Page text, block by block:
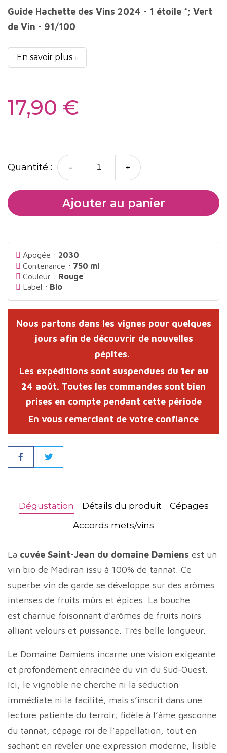
Guide Hachette des Vins 2024 - 1 étoile *; Vert
de Vin - 91/100
En savoir plus
17,90 €
Quantité : - +
Ajouter au panier
Apogée : 2030
Contenance : 750 ml
Couleur : Rouge
Label : Bio
Nous partons dans les vignes pour quelques
jours afin de découvrir de nouvelles
pépites.
Les expéditions sont suspendues du 1er au
24 août. Toutes les commandes sont bien
prises en compte pendant cette période
En vous remerciant de votre confiance
Partager
Dégustation
La cuvée Saint-Jean du domaine Damiens est un
vin bio de Madiran issu à 100% de tannat. Ce
superbe vin de garde se développe sur des arômes
intenses de fruits mûrs et épices. La bouche
est charnue foisonnant d'arômes de fruits noirs
alliant velours et puissance. Très belle longueur.
Le Domaine Damiens incarne une vision exigeante
et profondément enracinée du vin du Sud-Ouest.
Ici, le vignoble ne cherche ni la séduction
immédiate ni la facilité, mais s’inscrit dans une
lecture patiente du terroir, fidèle à l’âme gasconne
du tannat, cépage roi de l’appellation, tout en
sachant en révéler une expression moderne, lisible
Détails du produit
Cépages
Accords mets/vins